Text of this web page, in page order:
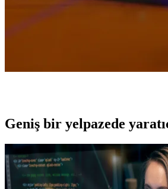
Geniş bir yelpazede